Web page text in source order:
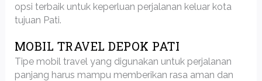
opsi terbaik untuk keperluan perjalanan keluar kota
tujuan Pati.
MOBIL TRAVEL DEPOK PATI
Tipe mobil travel yang digunakan untuk perjalanan
panjang harus mampu memberikan rasa aman dan